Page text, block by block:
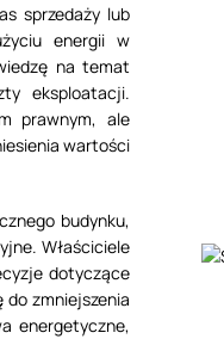
sprzedaży lub
energii w
na temat
eksploatacji.
prawnym, ale
wartości
budynku,
Właściciele
dotyczące
zmniejszenia
energetyczne,